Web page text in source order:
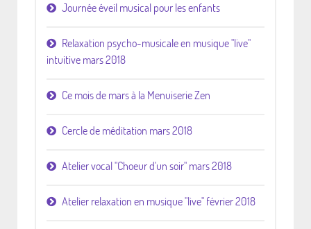
Journée éveil musical pour les enfants
Relaxation psycho-musicale en musique "live"
intuitive mars 2018
Ce mois de mars à la Menuiserie Zen
Cercle de méditation mars 2018
Atelier vocal "Choeur d'un soir" mars 2018
Atelier relaxation en musique "live" février 2018